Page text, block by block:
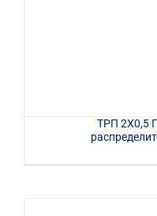
ТРП 2Х0,5